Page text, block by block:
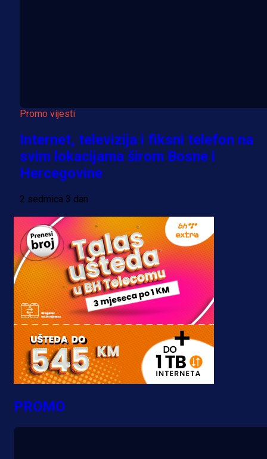
Promo vijesti
Internet, televizija i fiksni telefon na
svim lokacijama širom Bosne i
Hercegovine
2 sedmica 3 dan
PROMO